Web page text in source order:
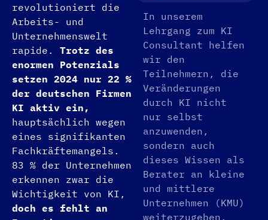
revolutioniert die
Arbeits- und
Unternehmenswelt
rapide. Trotz des
enormen Potenzials
setzen 2024 nur 22 %
der deutschen Firmen
KI aktiv ein,
hauptsächlich wegen
eines signifikanten
Fachkräftemangels.
83 % der Unternehmen
erkennen zwar die
Wichtigkeit von KI,
doch es fehlt an
In unserem
Lehrgang zum KI
Consultant helfen
wir den
Teilnehmern, die
Veränderungen
durch KI nicht
nur selbst
anzuwenden,
sondern auch
dieses Wissen als
Berater an kleine
und mittlere
Unternehmen (KMU)
weiterzugeben.